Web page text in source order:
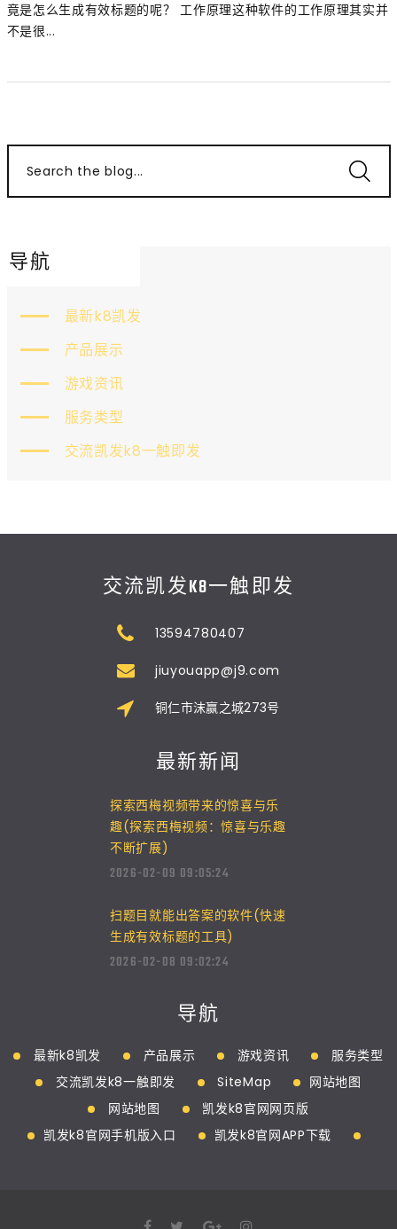
竟是怎么生成有效标题的呢？ 工作原理这种软件的工作原理其实并
不是很...
Search the blog...
导航
最新k8凯发
产品展示
游戏资讯
服务类型
交流凯发k8一触即发
交流凯发K8一触即发
13594780407
jiuyouapp@j9.com
铜仁市沫赢之城273号
最新新闻
探索西梅视频带来的惊喜与乐
趣(探索西梅视频：惊喜与乐趣
不断扩展)
2026-02-09 09:05:24
扫题目就能出答案的软件(快速
生成有效标题的工具)
2026-02-08 09:02:24
导航
最新k8凯发 产品展示 游戏资讯
服务类型
交流凯发k8一触即发
SiteMap
网站地图
网站地图
凯发k8官网网页版
凯发k8官网手机版入口
凯发k8官网APP下载